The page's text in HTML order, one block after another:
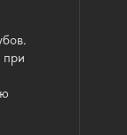
при